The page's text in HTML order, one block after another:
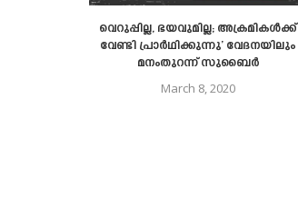
വെറുപ്പില്ല, ഭയവുമില്ല; അക്രമികൾക്ക്​
വേണ്ടി പ്രാർഥിക്കുന്നു’ വേദനയിലും
മനംതുറന്ന്​ സുബൈർ
March 8, 2020